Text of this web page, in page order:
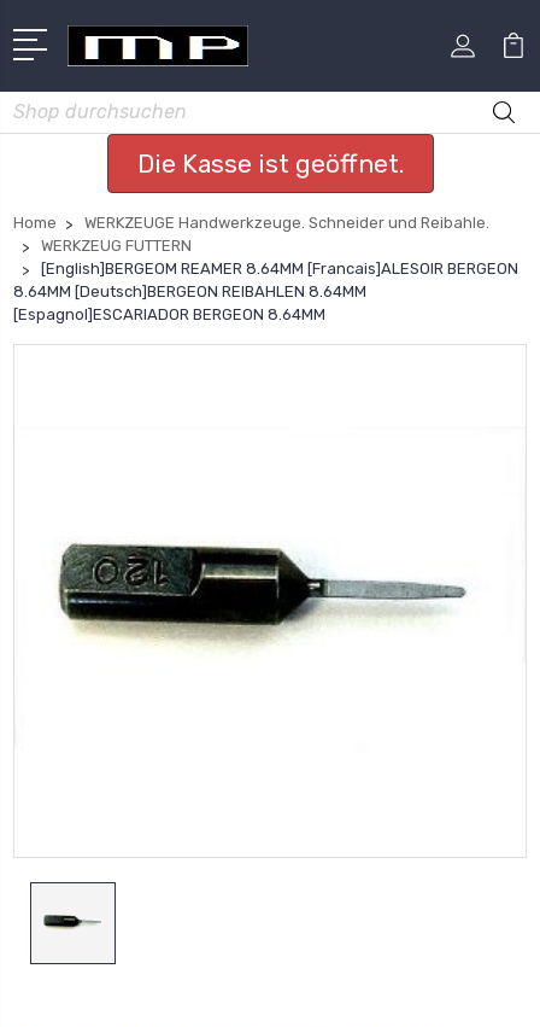
Suchen
Die Kasse ist geöffnet.
Home
WERKZEUGE Handwerkzeuge. Schneider und Reibahle.
WERKZEUG FUTTERN
[English]BERGEOM REAMER 8.64MM [Francais]ALESOIR BERGEON
8.64MM [Deutsch]BERGEON REIBAHLEN 8.64MM
[Espagnol]ESCARIADOR BERGEON 8.64MM